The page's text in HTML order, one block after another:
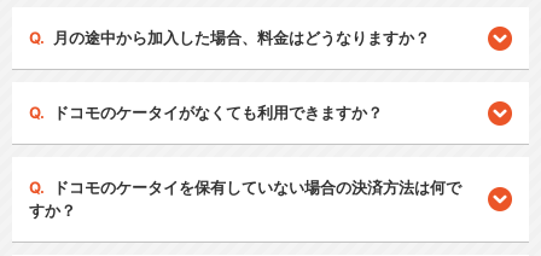
月の途中から加入した場合、料金はどうなりますか？
ドコモのケータイがなくても利用できますか？
ドコモのケータイを保有していない場合の決済方法は何で
すか？